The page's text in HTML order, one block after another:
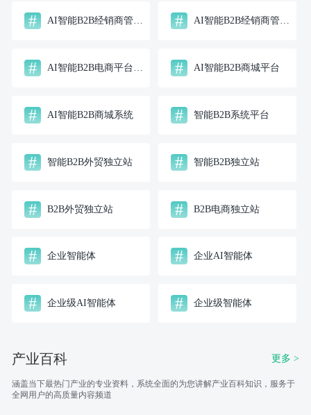
# #
# # AI智能B2B商城平台
# AI智能B2B商城系统 # 智能B2B系统平台
# 智能B2B外贸独立站 # 智能B2B独立站
# B2B外贸独立站 # B2B电商独立站
# 企业智能体 # 企业AI智能体
# 企业级AI智能体 # 企业级智能体
产业百科 更多 >
涵盖当下最热门产业的专业资料，系统全面的为您讲解产业百科知识，服务于
全网用户的高质量内容频道